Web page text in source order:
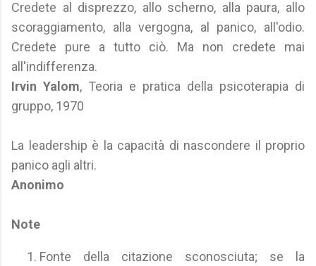
Credete al disprezzo, allo scherno, alla paura, allo
scoraggiamento, alla vergogna, al panico, all'odio.
Credete pure a tutto ciò. Ma non credete mai
all'indifferenza.
Irvin Yalom, Teoria e pratica della psicoterapia di
gruppo, 1970
La leadership è la capacità di nascondere il proprio
panico agli altri.
Anonimo
Note
Fonte della citazione sconosciuta; se la